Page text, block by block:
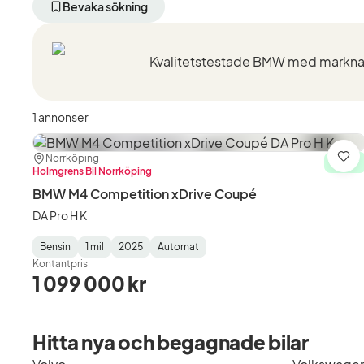
km
Bevaka sökning
1 annonser
Plats:
Norrköping
Återförsäljare:
Holmgrens Bil Norrköping
I lager
BMW M4 Competition xDrive Coupé
DA Pro H K
Fuel
Type:
Bensin
Mätarställning :
1 mil
Model
Year:
2025
Gearbox
Type:
Automat
Kontantpris
1 099 000 kr
Hitta nya och begagnade bilar